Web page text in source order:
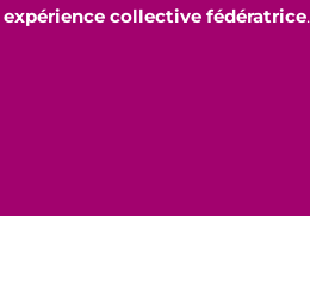
expérience collective fédératrice.